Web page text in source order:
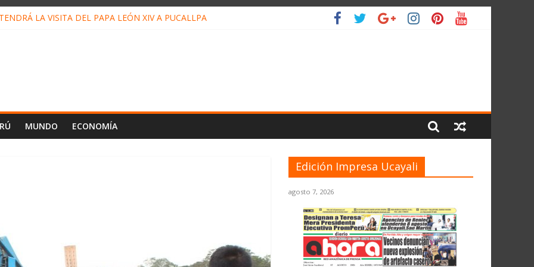
LA VISITA DEL PAPA LEÓN XIV A PUCALLPA
MUNDO ECONOMÍA
Edición Impresa Ucayali
agosto 7, 2026